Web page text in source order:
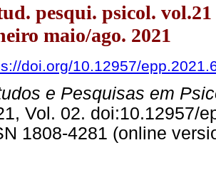
pesqui. psicol.
maio/ago. 2021
doi.org/10.12957/
e Pesquisas em
Vol. 02. doi:10.12957/
1808-4281 (online